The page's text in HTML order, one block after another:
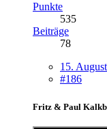
Punkte
535
Beiträge
78
15.
#186
Fritz & Paul